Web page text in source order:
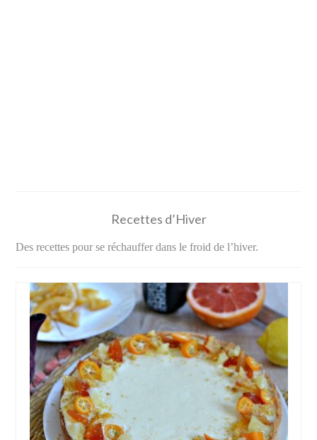
Recettes d’Hiver
Des recettes pour se réchauffer dans le froid de l’hiver.